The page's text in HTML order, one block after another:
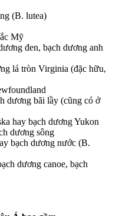
(B. lutea)
Mỹ
đen, bạch dương anh
lá tròn Virginia (đặc hữu,
dương bãi lầy (cũng có ở
hay bạch dương Yukon
dương sông
bạch dương nước (B.
dương canoe, bạch